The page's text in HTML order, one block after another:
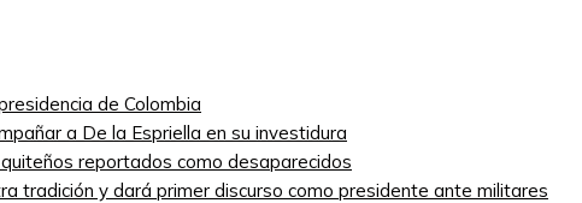
de Colombia
a De la Espriella en su investidura
reportados como desaparecidos
tradición y dará primer discurso como presidente ante militares